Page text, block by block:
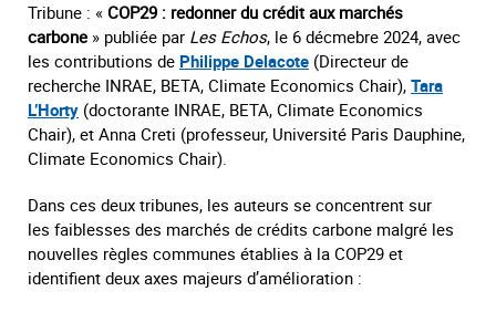
Tribune : « COP29 : redonner du crédit aux marchés
carbone » publiée par Les Echos, le 6 décmebre 2024, avec
les contributions de Philippe Delacote (Directeur de
recherche INRAE, BETA, Climate Economics Chair), Tara
L’Horty (doctorante INRAE, BETA, Climate Economics
Chair), et Anna Creti (professeur, Université Paris Dauphine,
Climate Economics Chair).
Dans ces deux tribunes, les auteurs se concentrent sur
les faiblesses des marchés de crédits carbone malgré les
nouvelles règles communes établies à la COP29 et
identifient deux axes majeurs d’amélioration :